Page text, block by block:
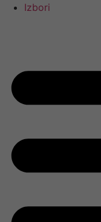
Izbori